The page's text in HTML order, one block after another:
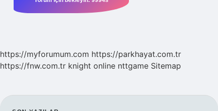
https://myforumum.com https://parkhayat.com.tr
https://fnw.com.tr knight online nttgame Sitemap